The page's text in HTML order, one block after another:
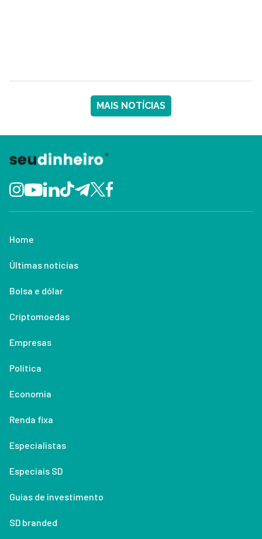
MAIS NOTÍCIAS
Home
Últimas notícias
Bolsa e dólar
Criptomoedas
Empresas
Política
Economia
Renda fixa
Especialistas
Especiais SD
Guias de investimento
SD branded